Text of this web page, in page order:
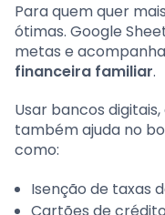
Para quem quer
ótimas. Google
metas e
financeira familiar.
Usar bancos
também ajuda no
como:
Isenção de taxas